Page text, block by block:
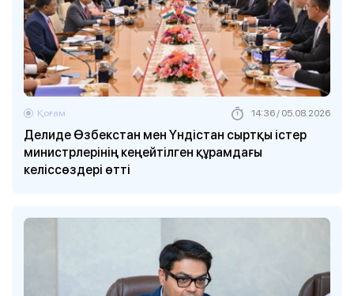
Делиде Өзбекстан мен Үндістан сыртқы істер
министрлерінің кеңейтілген құрамдағы
келіссөздері өтті
Қоғам 14:36 / 05.08.2026